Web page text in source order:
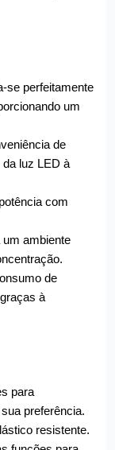
se perfeitamente
um
de
luz LED à
com
um ambiente
de
à
para
preferência.
resistente.